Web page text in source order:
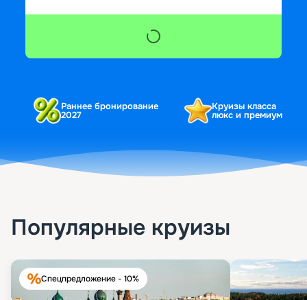
Раннее бронирование
2027
Круизы класса
люкс и премиум
Популярные круизы
Спецпредложение - 10%